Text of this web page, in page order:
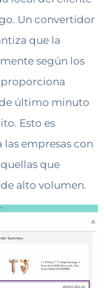
Un convertidor
que la
según los
último minuto
Esto es
empresas con
que
alto volumen.